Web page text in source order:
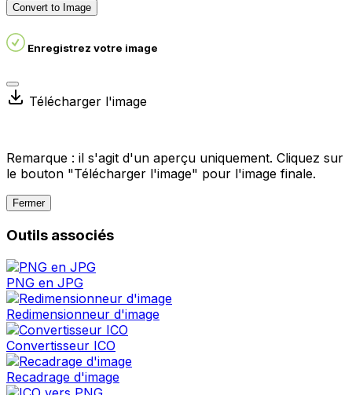
Convert to Image
Enregistrez votre image
Télécharger l'image
Remarque : il s'agit d'un aperçu uniquement. Cliquez sur
le bouton "Télécharger l'image" pour l'image finale.
Fermer
Outils associés
PNG en JPG
Redimensionneur d'image
Convertisseur ICO
Recadrage d'image